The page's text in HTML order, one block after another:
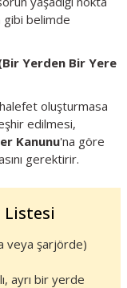
gibi belimde
Yerden Bir Yere
oluşturmasa
edilmesi,
Kanunu'na göre
gerektirir.
veya şarjörde)
ayrı bir yerde